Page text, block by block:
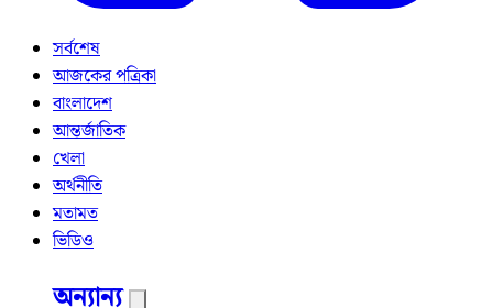
সর্বশেষ
আজকের পত্রিকা
বাংলাদেশ
আন্তর্জাতিক
খেলা
অর্থনীতি
মতামত
ভিডিও
অন্যান্য